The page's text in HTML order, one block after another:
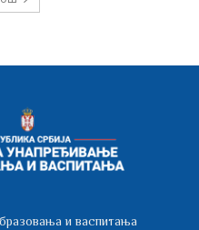
и васпитања